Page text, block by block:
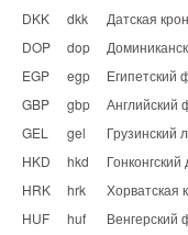
DKK
dkk Датская
DOP
dop
EGP
egp Египетский
GBP
gbp Английский
GEL
gel Грузинский
HKD
hkd
HRK
hrk Хорватская
HUF
huf Венгерский